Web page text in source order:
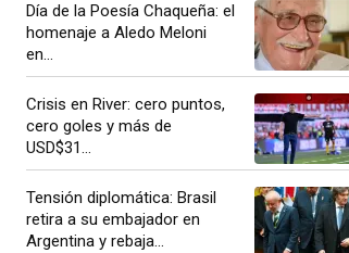
Día de la Poesía Chaqueña: el
homenaje a Aledo Meloni
en...
Crisis en River: cero puntos,
cero goles y más de
USD$31...
Tensión diplomática: Brasil
retira a su embajador en
Argentina y rebaja...